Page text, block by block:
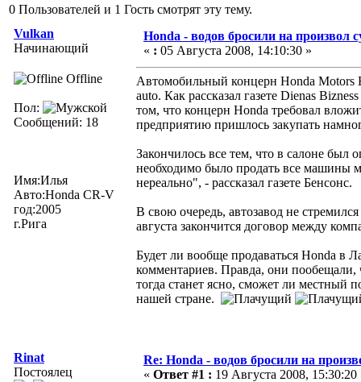
0 Пользователей и 1 Гость смотрят эту тему.
Vulkan
Начинающий
Offline
Пол:
Сообщений: 18
Имя:Илья
Авто:Honda CR-V
год:2005
г.Рига
Honda - водов бросили на произвол
« : 05 Августа 2008, 14:10:30 »
Автомобильный концерн Honda Motors
auto. Как рассказал газете Dienas
том, что концерн Honda требовал
предприятию пришлось закупать
Закончилось все тем, что в салоне
необходимо было продать все машины
нереально", - рассказал газете Бенсонс.
В свою очередь, автозавод не
августа закончится договор между
Будет ли вообще продаваться Honda в
комментариев. Правда, они пообещали,
тогда станет ясно, сможет ли местный
нашей стране.
Rinat
Постоялец
Re: Honda - водов бросили на
« Ответ #1 : 19 Августа 2008, 15:30:20